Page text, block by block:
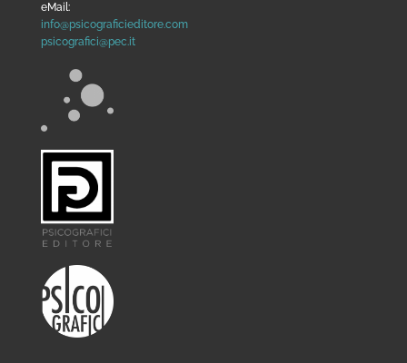
eMail:
info@psicograficieditore.com
psicografici@pec.it